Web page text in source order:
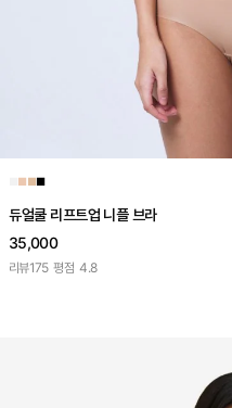
■■■
듀얼쿨 리프트업 니플 브라
35,000
리뷰175 평점 4.8